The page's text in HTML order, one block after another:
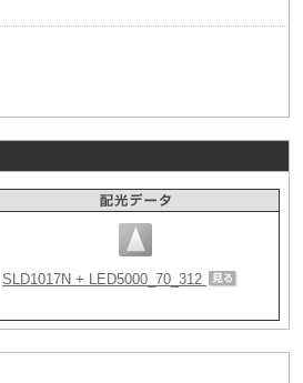
SLD1017N + LED5000_70_312